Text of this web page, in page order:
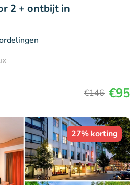
2 + ontbijt in
€146 €95
27% korting